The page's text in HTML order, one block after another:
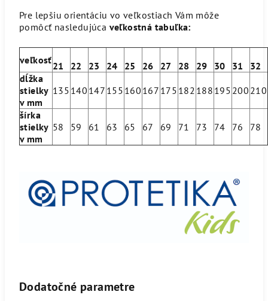
Pre lepšiu orientáciu vo veľkostiach Vám môže
pomôcť nasledujúca veľkostná tabuľka:
veľkosť21 22 23 24 25 26 27 28 29 30 31
32
dĺžka
stielky
v mm
135 140 147 155 160 167 175 182 188 195 200 210
šírka
stielky
v mm
58 59 61 63 65 67 69 71 73 74 76 78
Dodatočné parametre